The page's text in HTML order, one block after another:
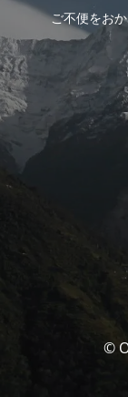
ご不便をお
©